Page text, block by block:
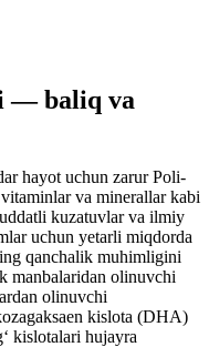
— baliq va
hayot uchun zarur Poli­
va minerallar kabi
kuzatuvlar va ilmiy
uchun yetarli miqdorda
qanchalik muhimligini
manbalaridan olinuvchi
olinuvchi
kislota (DHA)
kislotalari hujayra